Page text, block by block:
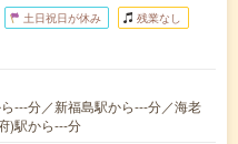
土日祝日が休み 残業なし
---分／新福島駅から---分／海老
)駅から---分